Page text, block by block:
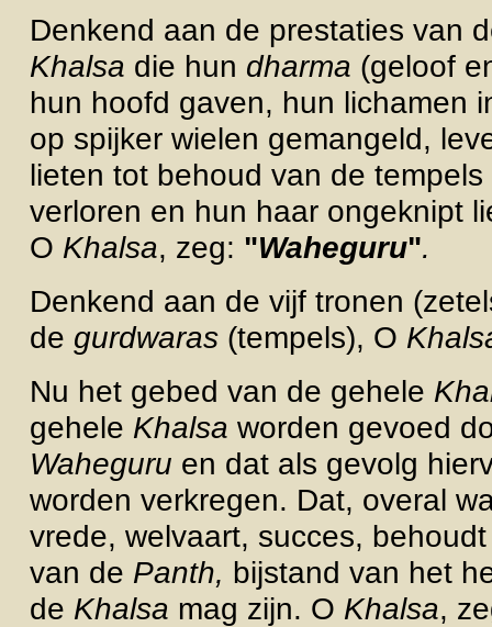
Denkend aan de prestaties van
Khalsa die hun dharma (geloof
hun hoofd gaven, hun lichamen
op spijker wielen gemangeld,
lieten tot behoud van de tempels
verloren en hun haar ongeknipt
O Khalsa, zeg: "Waheguru".
Denkend aan de vijf tronen
de gurdwaras (tempels), O
Nu het gebed van de gehele
gehele Khalsa worden gevoed
Waheguru en dat als gevolg
worden verkregen. Dat, overal
vrede, welvaart, succes,
van de Panth, bijstand van het
de Khalsa mag zijn. O Khalsa,